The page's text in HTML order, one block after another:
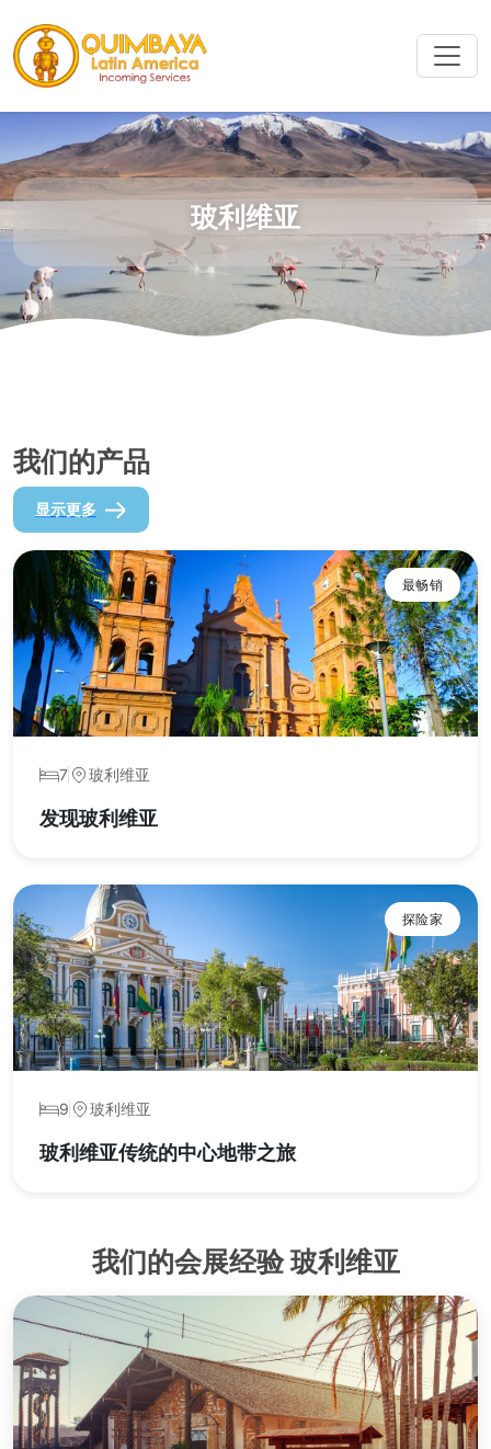
玻利维亚
我们的产品
显示更多
最畅销
7 玻利维亚
发现玻利维亚
探险家
9 玻利维亚
玻利维亚传统的中心地带之旅
我们的会展经验 玻利维亚